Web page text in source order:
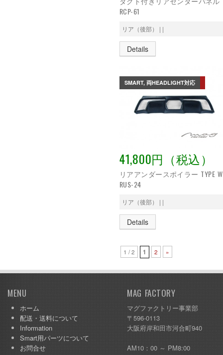
RCP-61
リア（後部） | |
Details
SMART, 両HEADLIGHT対応
41,800円（税込）
リアアンダースポイラー TYPE W
RUS-24
リア（後部） | |
Details
1 / 2 1 2 »
MENU
ホーム
配送・送料について
Information
Smart用パーツについて
お問合せ
MAG FACTORY
マグファクトリー事業部
〒596-0113
大阪府岸和田市河合町940
AM10：00 ～ PM8:00